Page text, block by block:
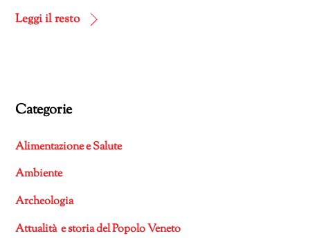
corso…
Leggi il resto
Categorie
Alimentazione e Salute
Ambiente
Archeologia
Attualità e storia del Popolo Veneto